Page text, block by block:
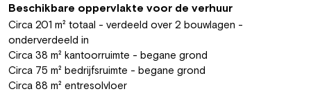
Beschikbare oppervlakte voor de verhuur
Circa 201 m² totaal - verdeeld over 2 bouwlagen -
onderverdeeld in
Circa 38 m² kantoorruimte - begane grond
Circa 75 m² bedrijfsruimte - begane grond
Circa 88 m² entresolvloer